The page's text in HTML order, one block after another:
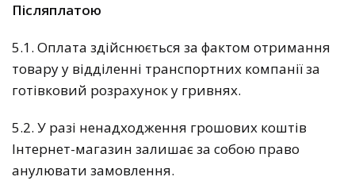
Післяплатою
5.1. Оплата здійснюється за фактом отримання
товару у відділенні транспортних компанії за
готівковий розрахунок у гривнях.
5.2. У разі ненадходження грошових коштів
Інтернет-магазин залишає за собою право
анулювати замовлення.